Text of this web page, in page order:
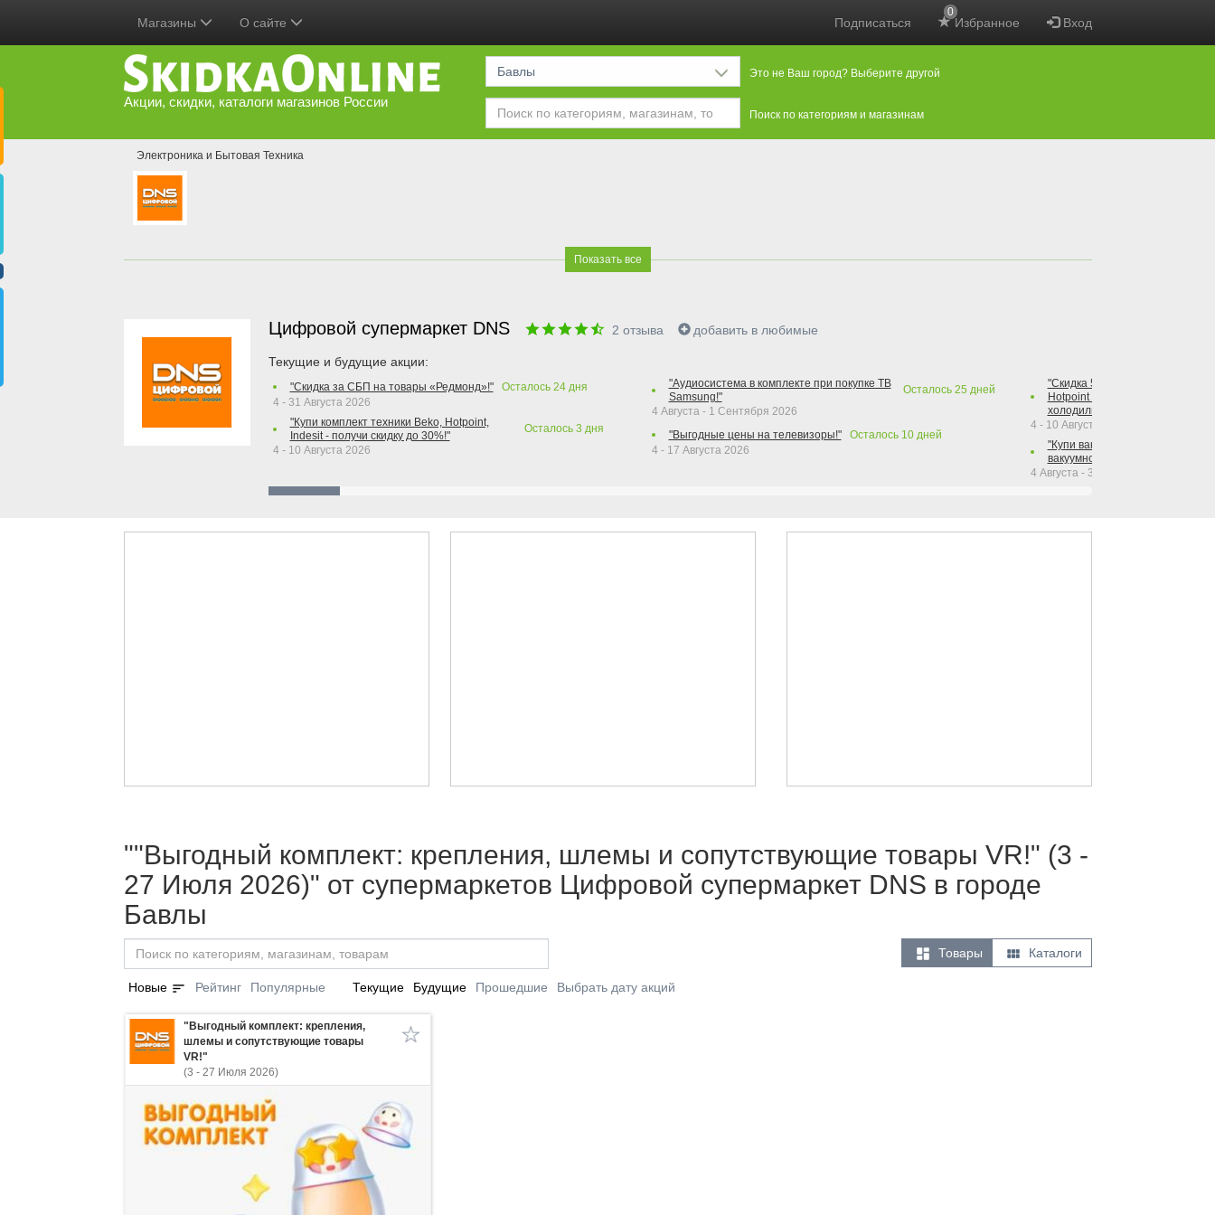
Подписаться Избранное
0
Вход
Магазины О сайте
Акции, скидки, каталоги магазинов России
Бавлы Это не Ваш город? Выберите другой
Поиск по категориям и магазинам
Электроника и Бытовая Техника
Показать все
Цифровой супермаркет DNS 2 отзыва добавить в любимые
Текущие и будущие акции:
"Скидка за СБП на товары «Редмонд»!" Осталось 24дня
4 - 31 Августа 2026
"Купи комплект техники Beko, Hotpoint,
Indesit - получи скидку до 30%!"
Осталось 3 дня
4 - 10 Августа 2026
"Аудиосистема в комплекте при покупке ТВ
Samsung!"
Осталось 25 дней
4 Августа - 1 Сентября 2026
"Выгодные цены на телевизоры!"
Осталось 10дней
4 - 17 Августа 2026
"Скидка 50% на варочную
Hotpoint при покупке духового
холодильника Hotpoint!"
4 - 10 Августа 2026
"Купи вакуумный упаковщик +
вакуумного упаковщика =
4 Августа - 30 Сентября 2026
""Выгодный комплект: крепления, шлемы и сопутствующие товары VR!" (3 -
27 Июля 2026)" от супермаркетов Цифровой супермаркет DNS в городе
Бавлы
 Товары  Каталоги
Новые sort Рейтинг Популярные Текущие Будущие Прошедшие Выбрать дату акций
"Выгодный комплект: крепления,
шлемы и сопутствующие товары
VR!"
(3 - 27 Июля 2026)